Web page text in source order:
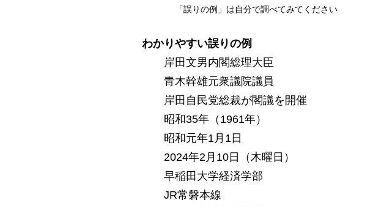
「誤りの例」は自分で調べてみてください
わかりやすい誤りの例
岸田文男内閣総理大臣
青木幹雄元衆議院議員
岸田自民党総裁が閣議を開催
昭和35年（1961年）
昭和元年1月1日
2024年2月10日（木曜日）
早稲田大学経済学部
JR常磐本線